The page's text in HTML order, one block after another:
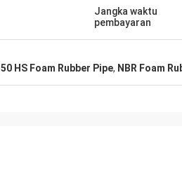
Jangka waktu
pembayaran
50 HS Foam Rubber Pipe, NBR Foam